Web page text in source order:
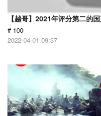
【越哥】2021年评分第二的
# 100
2022-04-01 09:37